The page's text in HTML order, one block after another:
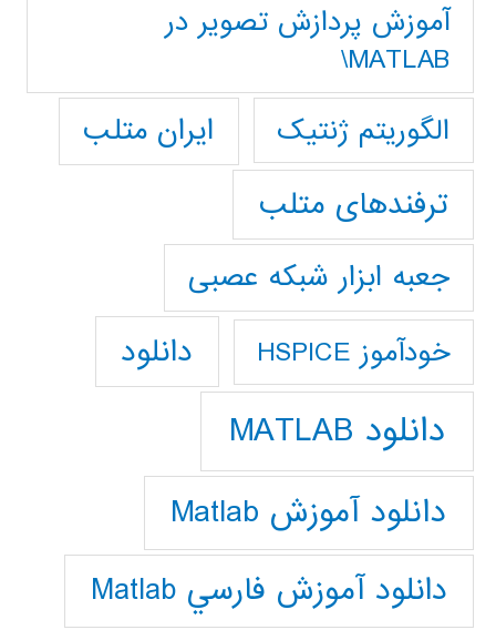
آموزش پردازش تصوير در
MATLAB\
الگوریتم ژنتیک
ایران متلب
ترفندهای متلب
جعبه ابزار شبکه عصبی
خودآموز HSPICE دانلود
دانلود MATLAB
دانلود آموزش Matlab
دانلود آموزش فارسي Matlab